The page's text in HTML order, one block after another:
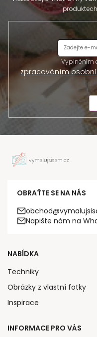
Vyplněním
zpracováním
OBRAŤTE SE NA NÁS
Napište nám na
NABÍDKA
Techniky
Obrázky z vlastní fotky
Inspirace
INFORMACE PRO VÁS